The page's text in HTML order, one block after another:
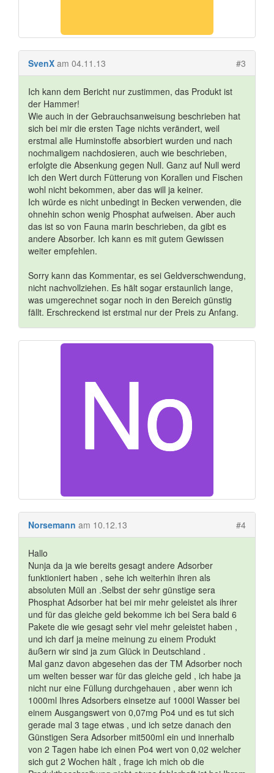
SvenX am 04.11.13 #3
Ich kann dem Bericht nur zustimmen, das Produkt ist
der Hammer!
Wie auch in der Gebrauchsanweisung beschrieben hat
sich bei mir die ersten Tage nichts verändert, weil
erstmal alle Huminstoffe absorbiert wurden und nach
nochmaligem nachdosieren, auch wie beschrieben,
erfolgte die Absenkung gegen Null. Ganz auf Null werd
ich den Wert durch Fütterung von Korallen und Fischen
wohl nicht bekommen, aber das will ja keiner.
Ich würde es nicht unbedingt in Becken verwenden, die
ohnehin schon wenig Phosphat aufweisen. Aber auch
das ist so von Fauna marin beschrieben, da gibt es
andere Absorber. Ich kann es mit gutem Gewissen
weiter empfehlen.
Sorry kann das Kommentar, es sei Geldverschwendung,
nicht nachvollziehen. Es hält sogar erstaunlich lange,
was umgerechnet sogar noch in den Bereich günstig
fällt. Erschreckend ist erstmal nur der Preis zu Anfang.
Norsemann am 10.12.13 #4
Hallo
Nunja da ja wie bereits gesagt andere Adsorber
funktioniert haben , sehe ich weiterhin ihren als
absoluten Müll an .Selbst der sehr günstige sera
Phosphat Adsorber hat bei mir mehr geleistet als ihrer
und für das gleiche geld bekomme ich bei Sera bald 6
Pakete die wie gesagt sehr viel mehr geleistet haben ,
und ich darf ja meine meinung zu einem Produkt
äußern wir sind ja zum Glück in Deutschland .
Mal ganz davon abgesehen das der TM Adsorber noch
um welten besser war für das gleiche geld , ich habe ja
nicht nur eine Füllung durchgehauen , aber wenn ich
1000ml Ihres Adsorbers einsetze auf 1000l Wasser bei
einem Ausgangswert von 0,07mg Po4 und es tut sich
gerade mal 3 tage etwas , und ich setze danach den
Günstigen Sera Adsorber mit500ml ein und innerhalb
von 2 Tagen habe ich einen Po4 wert von 0,02 welcher
sich gut 2 Wochen hält , frage ich mich ob die